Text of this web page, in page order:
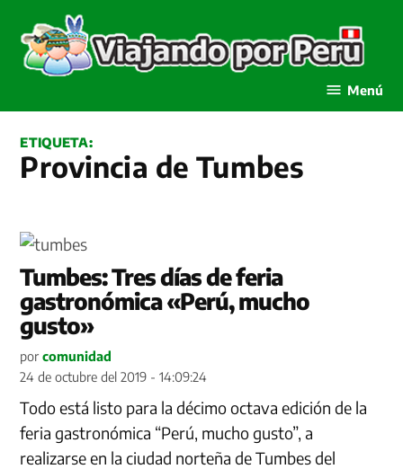
contenido
Menú
ETIQUETA:
Provincia de Tumbes
Tumbes: Tres días de feria
gastronómica «Perú, mucho
gusto»
por comunidad
24 de octubre del 2019 - 14:09:24
Todo está listo para la décimo octava edición de la
feria gastronómica “Perú, mucho gusto”, a
realizarse en la ciudad norteña de Tumbes del